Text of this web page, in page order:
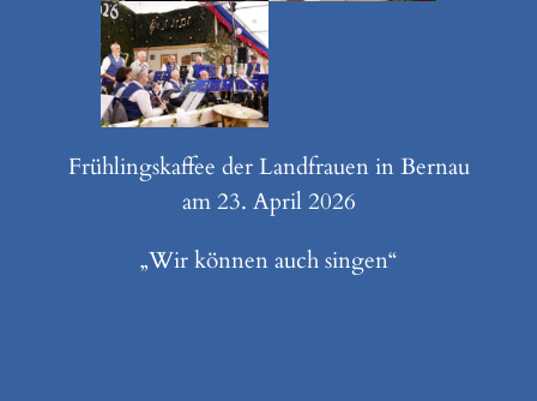
Frühlingskaffee der Landfrauen in Bernau
am 23. April 2026
„Wir können auch singen“